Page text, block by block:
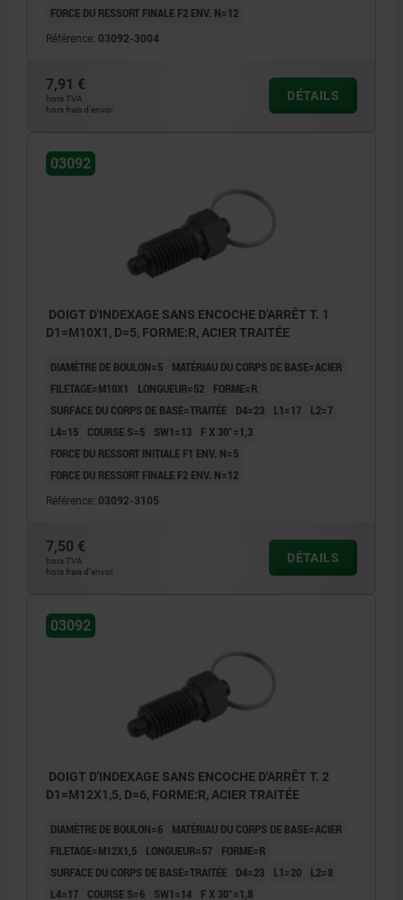
écrou
Forme S:sans encoche d’arrêt, avec contre-
écrou
Forme V:avec encoche d'arrêt, sans contre-
Forme W:avec encoche d'arrêt, avec contre-
FORCE DU RESSORT FINALE F2 ENV. N=12
Référence: 03092-3004
7,91 €
hors TVA
hors frais d’envoi
DÉTAILS
03092
DOIGT D'INDEXAGE SANS ENCOCHE D'ARRÊT T. 1
D1=M10X1, D=5, FORME:R, ACIER TRAITÉE
DIAMÈTRE DE BOULON=5
MATÉRIAU DU CORPS DE BASE=ACIER
FILETAGE=M10X1
LONGUEUR=52
FORME=R
SURFACE DU CORPS DE BASE=TRAITÉE
D4=23 L1=17
L2=7
L4=15
COURSE S=5 SW1=13
F X 30°=1,3
FORCE DU RESSORT INITIALE F1 ENV. N=5
FORCE DU RESSORT FINALE F2 ENV. N=12
Référence: 03092-3105
7,50 €
hors TVA
hors frais d’envoi
DÉTAILS
03092
DOIGT D'INDEXAGE SANS ENCOCHE D'ARRÊT T. 2
D1=M12X1,5, D=6, FORME:R, ACIER TRAITÉE
DIAMÈTRE DE BOULON=6
MATÉRIAU DU CORPS DE BASE=ACIER
FILETAGE=M12X1,5
LONGUEUR=57
FORME=R
SURFACE DU CORPS DE BASE=TRAITÉE
D4=23 L1=20
L2=8
L4=17
COURSE S=6 SW1=14 F X 30°=1,8